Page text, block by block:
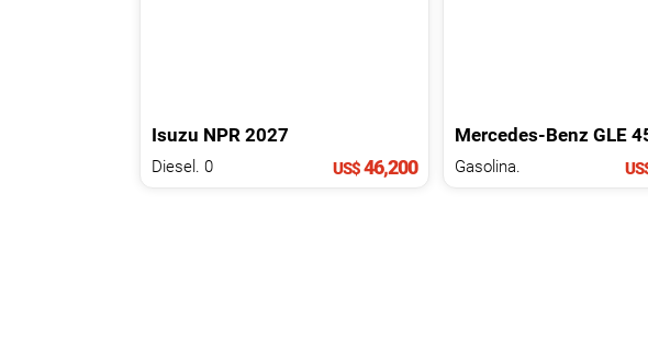
Isuzu NPR 2027
Diesel. 0 US$46,200
Mercedes-Benz GLE
Gasolina.